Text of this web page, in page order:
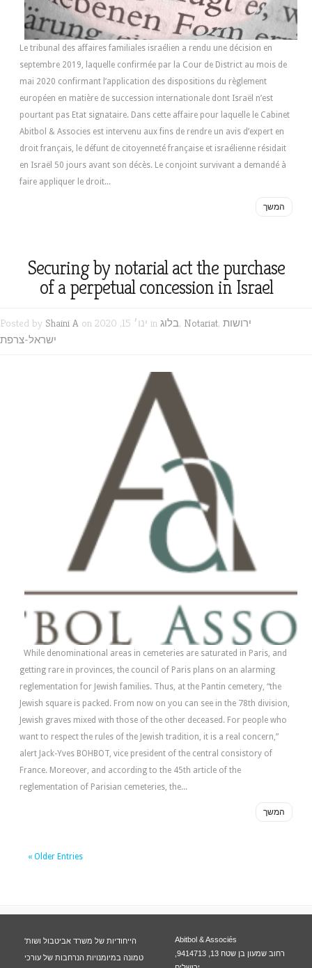
Le tribunal des affaires familiales israélien a rendu une décision en
septembre 2019, laquelle confirmée par la Cour de District au mois de
mai 2020 confirmant l’application des dispositions du règlement
européen en matière de succession internationale dont Israël n’est
pourtant pas Etat signataire. Dans cette affaire pour laquelle le Cabinet
Abitbol & Associes est intervenu aux fins de rendre un avis d’expert en
droit français, le défunt de citoyenneté française et israélienne résidait
en Israël 50 jours avant son décès. Le conjoint survivant a demandé à
faire appliquer le droit...
המשך
Securing by notarial act the purchase
of a perpetual concession in Israel
Posted by Shaini A on ינו׳ 15, 2020 in בלוג, Notariat, ירושות
ישראל-צרפת
While denominational areas in cemeteries are saturated in Paris, and
getting rare in provinces, the council of Paris plans on an alarming
reglementation for Jewish families. Thus, at the Pantin cemetery, “the
Jewish square is packed. From now on you can see in the 78th division,
Jewish graves mixed with those of the other deceased. For people who
want to respect the rules of the Jewish tradition, it is a real concern,”
alert Jack-Yves BOHBOT, vice president of the central consistory of
France. Moreover, and according to the 45th article of the
reglementation of Parisian cemeteries, the...
המשך
« Older Entries
הייחודיות של משרד אביטבול ושות'
טמונה במיומנויות הנרחבות של עורכי
Abitbol & Associés